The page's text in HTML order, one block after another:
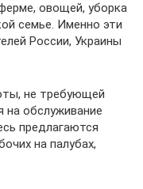
овощей, уборка
семье. Именно эти
России, Украины
не требующей
на обслуживание
предлагаются
на палубах,